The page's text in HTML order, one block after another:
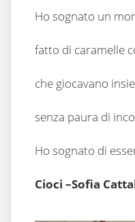
Ho sognato un
fatto di caramelle
che giocavano
senza paura di
Ho sognato di
Cioci –Sofia